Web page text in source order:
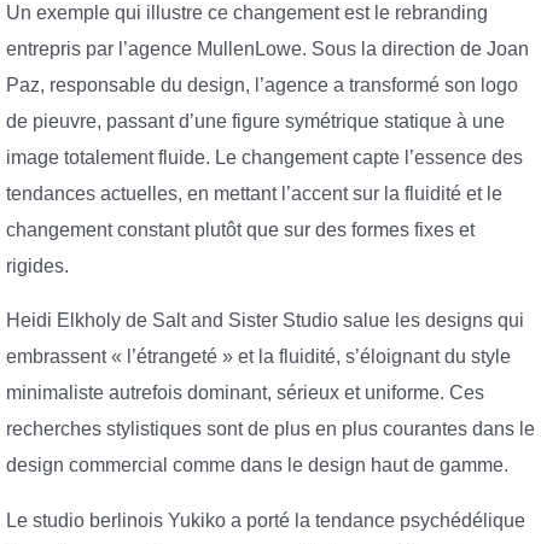
Un exemple qui illustre ce changement est le rebranding
entrepris par l’agence MullenLowe. Sous la direction de Joan
Paz, responsable du design, l’agence a transformé son logo
de pieuvre, passant d’une figure symétrique statique à une
image totalement fluide. Le changement capte l’essence des
tendances actuelles, en mettant l’accent sur la fluidité et le
changement constant plutôt que sur des formes fixes et
rigides.
Heidi Elkholy de Salt and Sister Studio salue les designs qui
embrassent « l’étrangeté » et la fluidité, s’éloignant du style
minimaliste autrefois dominant, sérieux et uniforme. Ces
recherches stylistiques sont de plus en plus courantes dans le
design commercial comme dans le design haut de gamme.
Le studio berlinois Yukiko a porté la tendance psychédélique